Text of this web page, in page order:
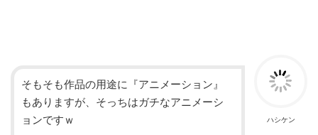
ハシケン
そもそも作品の用途に『アニメーション』
もありますが、そっちはガチなアニメーシ
ョンですｗ